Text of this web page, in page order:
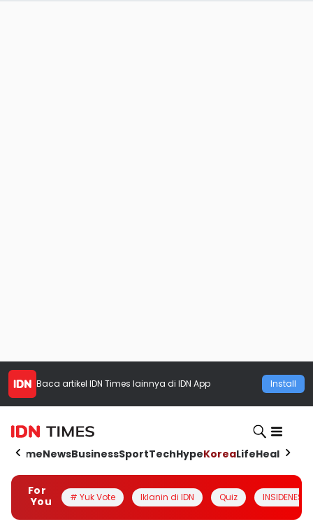
Baca artikel IDN Times lainnya di IDN App Install
HomeNewsBusinessSportTechHypeKoreaLifeHealth
For
You
# Yuk Vote Iklanin di IDN Quiz INSIDENESIA